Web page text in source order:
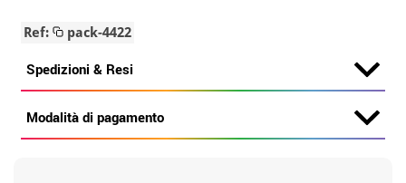
Ref: pack-4422
Spedizioni & Resi
Modalità di pagamento